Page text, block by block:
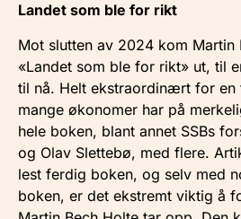
Landet som ble for rikt
Mot slutten av 2024 kom Martin
«Landet som ble for rikt» ut, til
til nå. Helt ekstraordinært for en
mange økonomer har på
hele boken, blant annet SSBs
og Olav Slettebø, med flere.
lest ferdig boken, og selv med
boken, er det ekstremt viktig å